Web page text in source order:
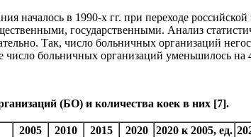
началось в 1990-х гг. при переходе
государственными. Анализ
Так, число больничных организаций
больничных организаций уменьшилось на
(БО) и количества коек в них [7].
2005 2010 2015 2020 2020 к 2005, ед.